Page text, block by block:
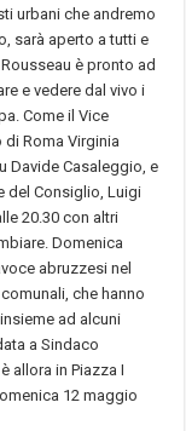
urbani che andremo
sarà aperto a tutti e
è pronto ad
e vedere dal vivo i
Come il Vice
Roma Virginia
Davide Casaleggio, e
del Consiglio, Luigi
20.30 con altri
Domenica
abruzzesi nel
che hanno
ad alcuni
a Sindaco
allora in Piazza I
12 maggio